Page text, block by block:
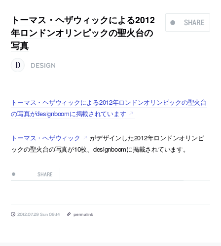
SHARE
トーマス・ヘザウィックによる2012
年ロンドンオリンピックの聖火台の
写真
DESIGN
トーマス・ヘザウィックによる2012年ロンドンオリンピックの聖火台
の写真がdesignboomに掲載されています
トーマス・ヘザウィック
がデザインした2012年ロンドンオリンピ
ックの聖火台の写真が10枚、designboomに掲載されています。
SHARE
2012.07.29 Sun 09:14 permalink